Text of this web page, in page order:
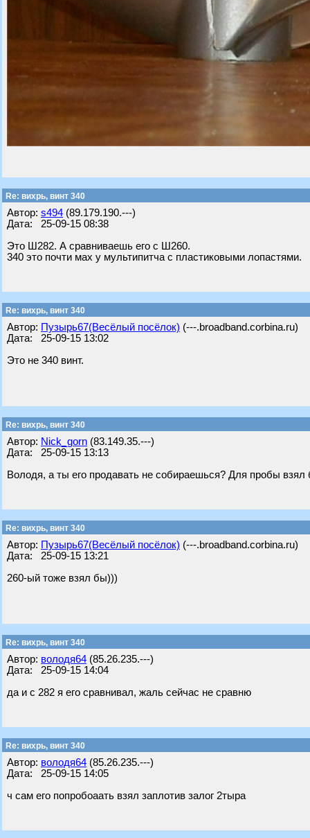
Re: вихрь, винт 340
Автор: s494 (89.179.190.---)
Дата: 25-09-15 08:38
Это Ш282. А сравниваешь его с Ш260.
340 это почти мах у мультипитча с пластиковыми лопастями.
Re: вихрь, винт 340
Автор: Пузырь67(Весёлый посёлок) (---.broadband.corbina.ru)
Дата: 25-09-15 13:02
Это не 340 винт.
Re: вихрь, винт 340
Автор: Nick_gorn (83.149.35.---)
Дата: 25-09-15 13:13
Володя, а ты его продавать не собираешься? Для пробы взял
Re: вихрь, винт 340
Автор: Пузырь67(Весёлый посёлок) (---.broadband.corbina.ru)
Дата: 25-09-15 13:21
260-ый тоже взял бы)))
Re: вихрь, винт 340
Автор: володя64 (85.26.235.---)
Дата: 25-09-15 14:04
да и с 282 я его сравнивал, жаль сейчас не сравню
Re: вихрь, винт 340
Автор: володя64 (85.26.235.---)
Дата: 25-09-15 14:05
ч сам его попробоаать взял заплотив залог 2тыра